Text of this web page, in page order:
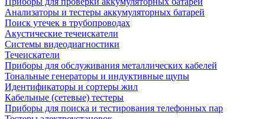
Анализаторы и тестеры аккумуляторных батарей
Поиск утечек в трубопроводах
Акустические течеискатели
Системы видеодиагностики
Течеискатели
Приборы для обслуживания металлических кабелей
Тональные генераторы и индуктивные щупы
Идентификаторы и сортеры жил
Кабельные (сетевые) тестеры
Приборы для поиска и тестирования телефонных пар